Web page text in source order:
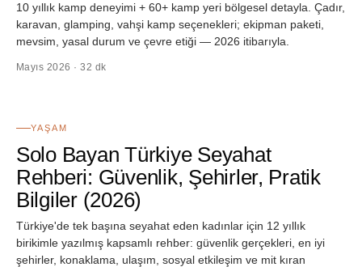
10 yıllık kamp deneyimi + 60+ kamp yeri bölgesel detayla. Çadır,
karavan, glamping, vahşi kamp seçenekleri; ekipman paketi,
mevsim, yasal durum ve çevre etiği — 2026 itibarıyla.
Mayıs 2026 · 32 dk
YAŞAM
Solo Bayan Türkiye Seyahat
Rehberi: Güvenlik, Şehirler, Pratik
Bilgiler (2026)
Türkiye'de tek başına seyahat eden kadınlar için 12 yıllık
birikimle yazılmış kapsamlı rehber: güvenlik gerçekleri, en iyi
şehirler, konaklama, ulaşım, sosyal etkileşim ve mit kıran